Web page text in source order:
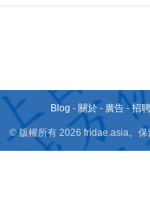
Blog - 關於 - 廣告 -招
© 版權所有 2026 fridae.asia。